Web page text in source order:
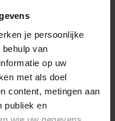
je persoonlijke
van
op uw
met als doel
content, metingen aan
publiek en